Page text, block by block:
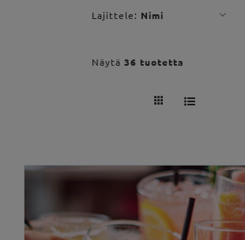
Lajittele: Nimi
Näytä 36 tuotetta